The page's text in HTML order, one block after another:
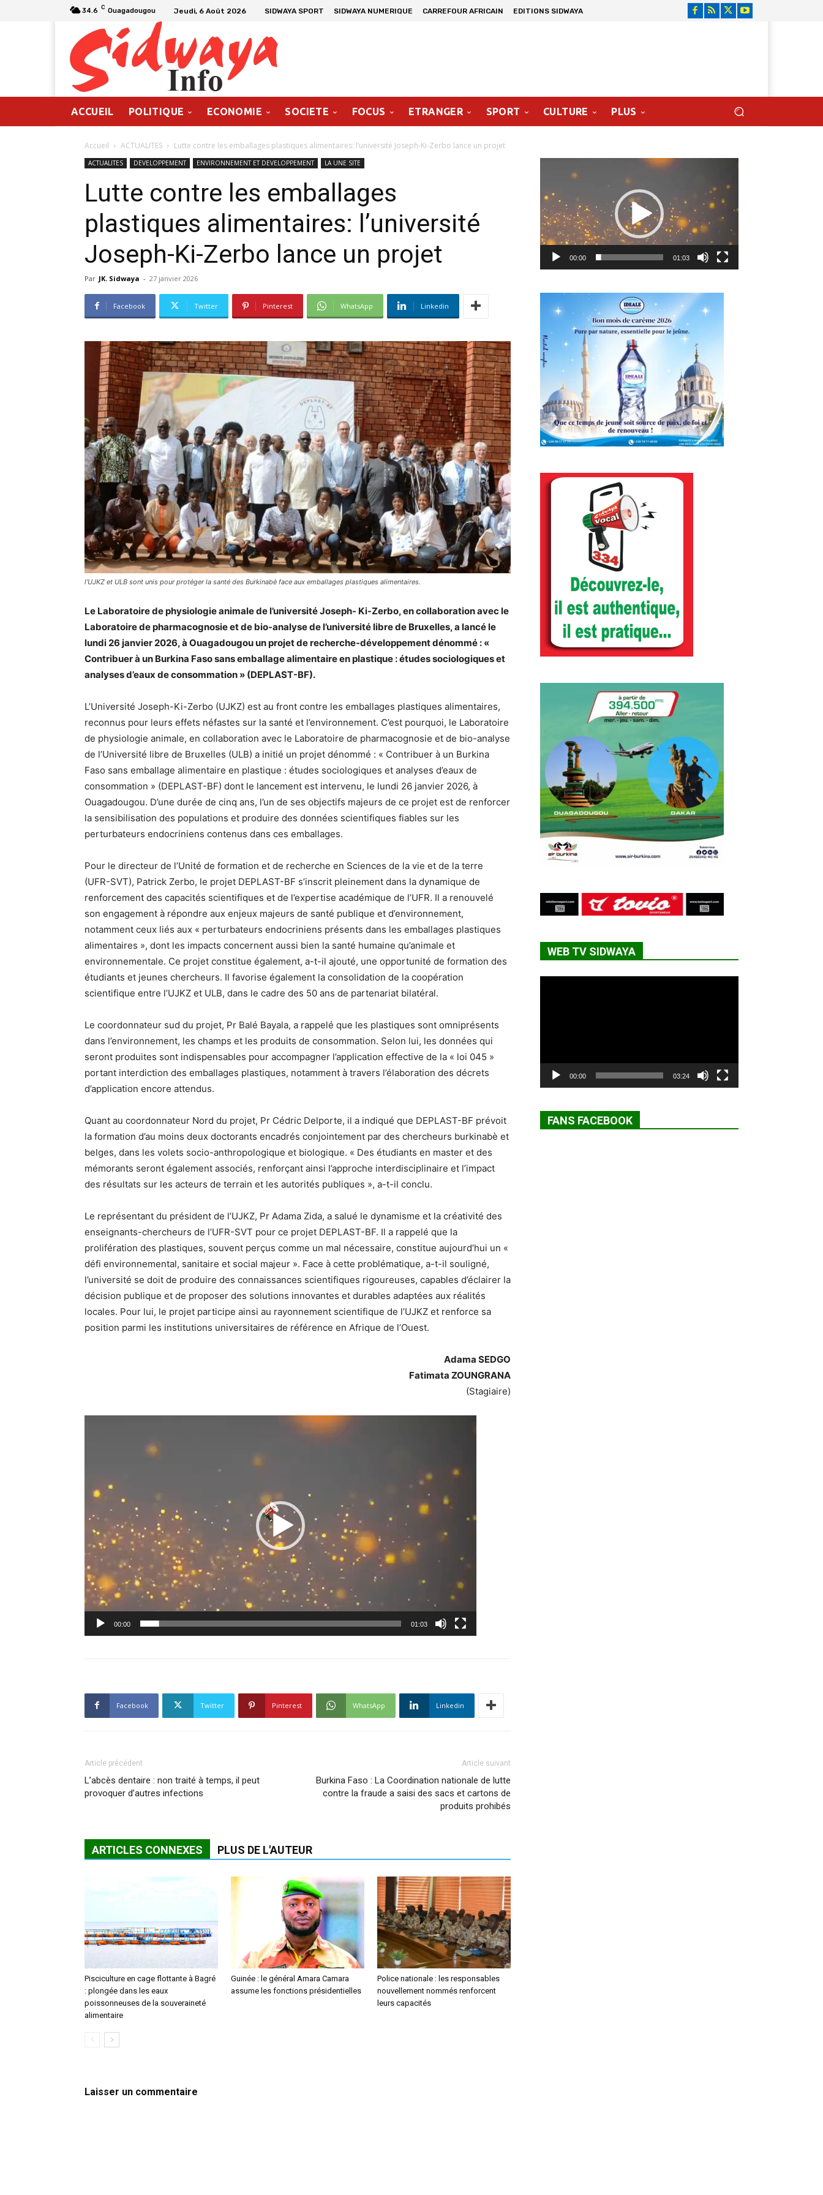
34.6 C Ouagadougou Jeudi, 6 Août 2026 SIDWAYA SPORT SIDWAYA NUMERIQUE CARREFOUR AFRICAIN EDITIONS SIDWAYA
ACCUEIL POLITIQUE ECONOMIE SOCIETE FOCUS ETRANGER SPORT CULTURE PLUS
Accueil ACTUALITES Lutte contre les emballages plastiques alimentaires: l’université Joseph-Ki-Zerbo lance un projet
ACTUALITES DEVELOPPEMENT ENVIRONNEMENT ET DEVELOPPEMENT LA UNE SITE
Lutte contre les emballages
plastiques alimentaires: l’université
Joseph-Ki-Zerbo lance un projet
Par JK. Sidwaya - 27 janvier 2026
Facebook Twitter Pinterest WhatsApp Linkedin
l’UJKZ et ULB sont unis pour protéger la santé des Burkinabè face aux emballages plastiques alimentaires.
Le Laboratoire de physiologie animale de l’université Joseph- Ki-Zerbo, en collaboration avec le
Laboratoire de pharmacognosie et de bio-analyse de l’université libre de Bruxelles, a lancé le
lundi 26 janvier 2026, à Ouagadougou un projet de recherche-développement dénommé : «
Contribuer à un Burkina Faso sans emballage alimentaire en plastique : études sociologiques et
analyses d’eaux de consommation » (DEPLAST-BF).
L’Université Joseph-Ki-Zerbo (UJKZ) est au front contre les emballages plastiques alimentaires,
reconnus pour leurs effets néfastes sur la santé et l’environnement. C’est pourquoi, le Laboratoire
de physiologie animale, en collaboration avec le Laboratoire de pharmacognosie et de bio-analyse
de l’Université libre de Bruxelles (ULB) a initié un projet dénommé : « Contribuer à un Burkina
Faso sans emballage alimentaire en plastique : études sociologiques et analyses d’eaux de
consommation » (DEPLAST-BF) dont le lancement est intervenu, le lundi 26 janvier 2026, à
Ouagadougou. D’une durée de cinq ans, l’un de ses objectifs majeurs de ce projet est de renforcer
la sensibilisation des populations et produire des données scientifiques fiables sur les
perturbateurs endocriniens contenus dans ces emballages.
Pour le directeur de l’Unité de formation et de recherche en Sciences de la vie et de la terre
(UFR-SVT), Patrick Zerbo, le projet DEPLAST-BF s’inscrit pleinement dans la dynamique de
renforcement des capacités scientifiques et de l’expertise académique de l’UFR. Il a renouvelé
son engagement à répondre aux enjeux majeurs de santé publique et d’environnement,
notamment ceux liés aux « perturbateurs endocriniens présents dans les emballages plastiques
alimentaires », dont les impacts concernent aussi bien la santé humaine qu’animale et
environnementale. Ce projet constitue également, a-t-il ajouté, une opportunité de formation des
étudiants et jeunes chercheurs. Il favorise également la consolidation de la coopération
scientifique entre l’UJKZ et ULB, dans le cadre des 50 ans de partenariat bilatéral.
Le coordonnateur sud du projet, Pr Balé Bayala, a rappelé que les plastiques sont omniprésents
dans l’environnement, les champs et les produits de consommation. Selon lui, les données qui
seront produites sont indispensables pour accompagner l’application effective de la « loi 045 »
portant interdiction des emballages plastiques, notamment à travers l’élaboration des décrets
d’application encore attendus.
Quant au coordonnateur Nord du projet, Pr Cédric Delporte, il a indiqué que DEPLAST-BF prévoit
la formation d’au moins deux doctorants encadrés conjointement par des chercheurs burkinabè et
belges, dans les volets socio-anthropologique et biologique. « Des étudiants en master et des
mémorants seront également associés, renforçant ainsi l’approche interdisciplinaire et l’impact
des résultats sur les acteurs de terrain et les autorités publiques », a-t-il conclu.
Le représentant du président de l’UJKZ, Pr Adama Zida, a salué le dynamisme et la créativité des
enseignants-chercheurs de l’UFR-SVT pour ce projet DEPLAST-BF. Il a rappelé que la
prolifération des plastiques, souvent perçus comme un mal nécessaire, constitue aujourd’hui un «
défi environnemental, sanitaire et social majeur ». Face à cette problématique, a-t-il souligné,
l’université se doit de produire des connaissances scientifiques rigoureuses, capables d’éclairer la
décision publique et de proposer des solutions innovantes et durables adaptées aux réalités
locales. Pour lui, le projet participe ainsi au rayonnement scientifique de l’UJKZ et renforce sa
position parmi les institutions universitaires de référence en Afrique de l’Ouest.
Adama SEDGO
Fatimata ZOUNGRANA
(Stagiaire)
Lecteur
00:00 01:03
Facebook Twitter Pinterest WhatsApp Linkedin
Article précédent
L’abcès dentaire : non traité à temps, il peut
provoquer d’autres infections
Article suivant
Burkina Faso : La Coordination nationale de lutte
contre la fraude a saisi des sacs et cartons de
produits prohibés
ARTICLES CONNEXES PLUS DE L'AUTEUR
Pisciculture en cage flottante à Bagré
: plongée dans les eaux
poissonneuses de la souveraineté
alimentaire
Guinée : le général Amara Camara
assume les fonctions présidentielles
Police nationale : les responsables
nouvellement nommés renforcent
leurs capacités
Laisser un commentaire
00:00 01:03
WEB TV SIDWAYA
00:00 03:24
FANS FACEBOOK